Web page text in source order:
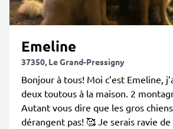
Emeline
37350, Le Grand-Pressigny
Bonjour à tous! Moi c’est Emeline,
deux toutous à la maison. 2
Autant vous dire que les gros
dérangent pas! 🥰 Je serais ravie de